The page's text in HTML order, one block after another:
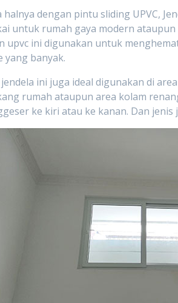
halnya dengan pintu sliding UPVC,
untuk rumah gaya modern
upvc ini digunakan untuk
yang banyak.
jendela ini juga ideal digunakan di
rumah ataupun area kolam
ke kiri atau ke kanan. Dan